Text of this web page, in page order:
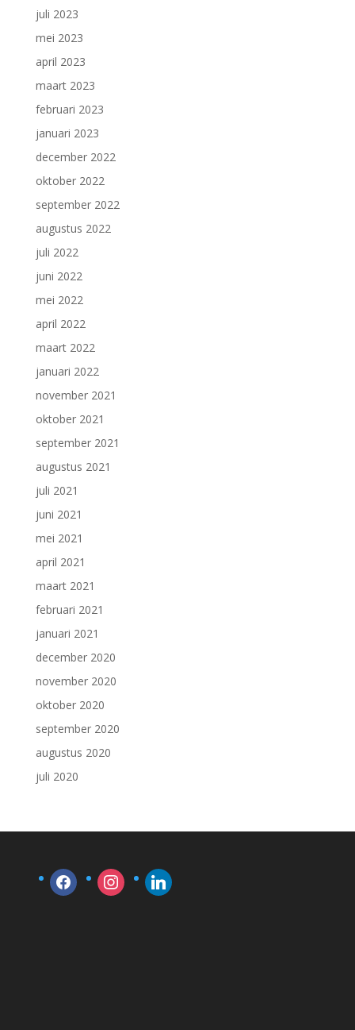
juli 2023
mei 2023
april 2023
maart 2023
februari 2023
januari 2023
december 2022
oktober 2022
september 2022
augustus 2022
juli 2022
juni 2022
mei 2022
april 2022
maart 2022
januari 2022
november 2021
oktober 2021
september 2021
augustus 2021
juli 2021
juni 2021
mei 2021
april 2021
maart 2021
februari 2021
januari 2021
december 2020
november 2020
oktober 2020
september 2020
augustus 2020
juli 2020
facebook instagramlinkedin